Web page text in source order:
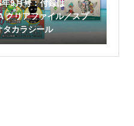
9月号：付録は
クリアファイル／スプ
タカラシール